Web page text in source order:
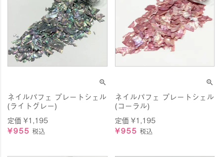
ネイルパフェ プレートシェル
(ライトグレー)
定価¥1,195
¥955 税込
ネイルパフェ プレートシェル
(コーラル)
定価 ¥1,195
¥955 税込